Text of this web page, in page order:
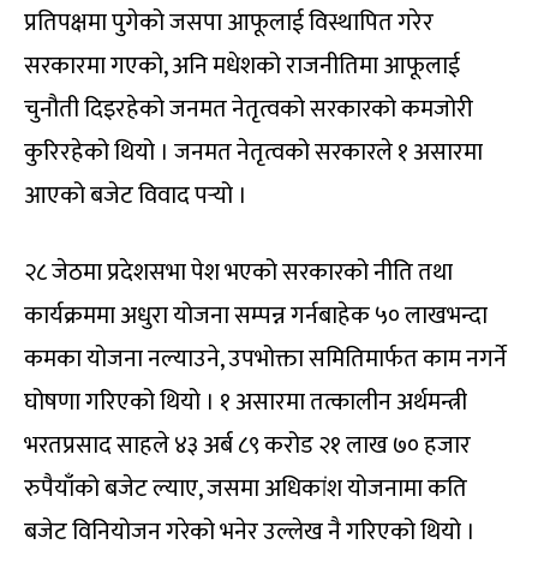
प्रतिपक्षमा पुगेको जसपा आफूलाई विस्थापित गरेर
सरकारमा गएको, अनि मधेशको राजनीतिमा आफूलाई
चुनौती दिइरहेको जनमत नेतृत्वको सरकारको कमजोरी
कुरिरहेको थियो । जनमत नेतृत्वको सरकारले १ असारमा
आएको बजेट विवाद पर्‍यो ।
२८ जेठमा प्रदेशसभा पेश भएको सरकारको नीति तथा
कार्यक्रममा अधुरा योजना सम्पन्न गर्नबाहेक ५० लाखभन्दा
कमका योजना नल्याउने, उपभोक्ता समितिमार्फत काम नगर्ने
घोषणा गरिएको थियो । १ असारमा तत्कालीन अर्थमन्त्री
भरतप्रसाद साहले ४३ अर्ब ८९ करोड २१ लाख ७० हजार
रुपैयाँको बजेट ल्याए, जसमा अधिकांश योजनामा कति
बजेट विनियोजन गरेको भनेर उल्लेख नै गरिएको थियो ।